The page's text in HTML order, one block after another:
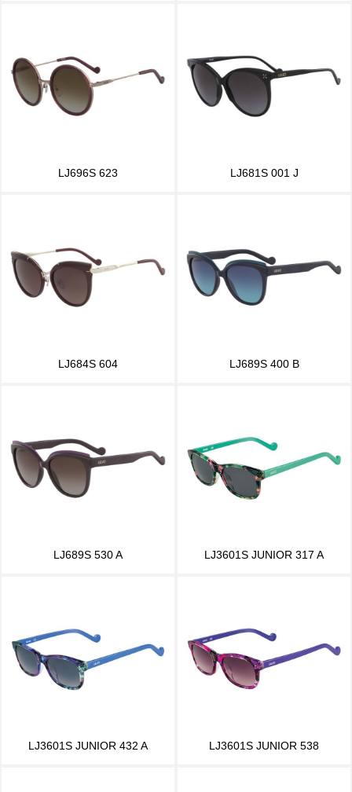
LJ696S 623 LJ681S 001 J
LJ684S 604 LJ689S 400 B
LJ689S 530 A LJ3601S JUNIOR 317 A
LJ3601S JUNIOR 432 A LJ3601S JUNIOR 538